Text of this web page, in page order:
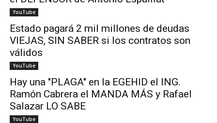
YouTube
Estado pagará 2 mil millones de deudas
VIEJAS, SIN SABER si los contratos son
válidos
YouTube
Hay una "PLAGA" en la EGEHID el ING.
Ramón Cabrera el MANDA MÁS y Rafael
Salazar LO SABE
YouTube